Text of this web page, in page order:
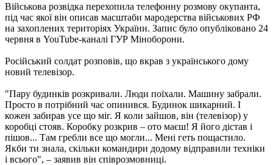
Військова розвідка перехопила телефонну розмову окупанта,
під час якої він описав масштаби мародерства військових РФ
на захоплених територіях України. Запис було опубліковано 24
червня в YouTube-каналі ГУР Міноборони.
Російський солдат розповів, що вкрав з українського дому
новий телевізор.
"Пару будинків розкривали. Люди поїхали. Машину забрали.
Просто в потрібний час опинився. Будинок шикарний. І
кожен забирав усе що міг. Я коли зайшов, він (телевізор) у
коробці стояв. Коробку розкрив – ото маєш! Я його дістав і
пішов... Там гребли все що могли... Мені геть пощастило.
Якби ти знала, скільки командири додому відправили техніки
і всього", – заявив він співрозмовниці.